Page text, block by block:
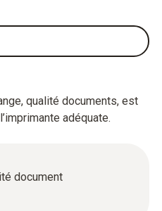
qualité documents, est
adéquate.
document